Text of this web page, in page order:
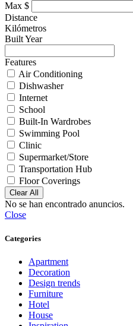
Max $
Distance
Kilómetros
Built Year
Features
Air Conditioning
Dishwasher
Internet
School
Built-In Wardrobes
Swimming Pool
Clinic
Supermarket/Store
Transportation Hub
Floor Coverings
Clear All
No se han encontrado anuncios.
Close
Categories
Apartment
Decoration
Design trends
Furniture
Hotel
House